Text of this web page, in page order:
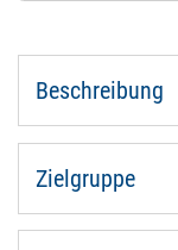
Beschreibung
Zielgruppe